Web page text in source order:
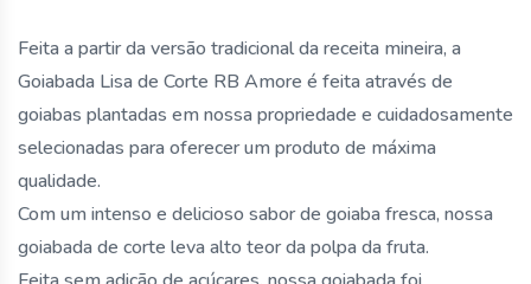
Feita a partir da versão tradicional da receita mineira, a
Goiabada Lisa de Corte RB Amore é feita através de
goiabas plantadas em nossa propriedade e cuidadosamente
selecionadas para oferecer um produto de máxima
qualidade.
Com um intenso e delicioso sabor de goiaba fresca, nossa
goiabada de corte leva alto teor da polpa da fruta.